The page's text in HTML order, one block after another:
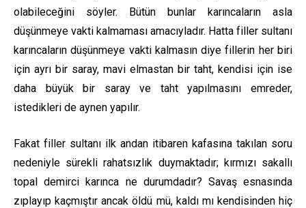
olabileceğini söyler. Bütün bunlar karıncaların asla
düşünmeye vakti kalmaması amacıyladır. Hatta filler sultanı
karıncaların düşünmeye vakti kalmasın diye fillerin her biri
için ayrı bir saray, mavi elmastan bir taht, kendisi için ise
daha büyük bir saray ve taht yapılmasını emreder,
istedikleri de aynen yapılır.
Fakat filler sultanı ilk andan itibaren kafasına takılan soru
nedeniyle sürekli rahatsızlık duymaktadır; kırmızı sakallı
topal demirci karınca ne durumdadır? Savaş esnasında
zıplayıp kaçmıştır ancak öldü mü, kaldı mı kendisinden hiç